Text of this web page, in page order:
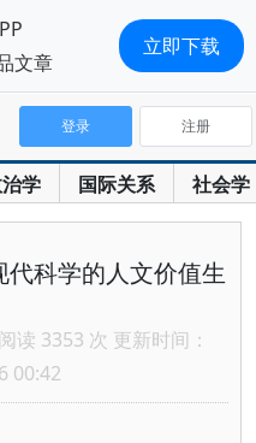
学 国际关系 社会学
登录 注册
科学的人文价值生
读 3353 次 更新时间：
00:42
文章
立即下载